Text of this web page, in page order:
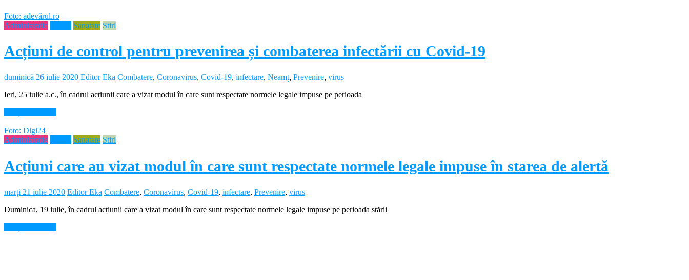
Foto: adevărul.ro
Administratie
Sanatate Stiri
Acțiuni de control pentru prevenirea și combaterea infectării cu Covid-19
duminică 26 iulie 2020 Editor Eka Combatere, Coronavirus, Covid-19, infectare, Neamț, Prevenire, virus
Ieri, 25 iulie a.c., în cadrul acțiunii care a vizat modul în care sunt respectate normele legale impuse pe perioada
Foto: Digi24
Administratie
Sanatate Stiri
Acțiuni care au vizat modul în care sunt respectate normele legale impuse în starea de alertă
marți 21 iulie 2020 Editor Eka Combatere, Coronavirus, Covid-19, infectare, Prevenire, virus
Duminica, 19 iulie, în cadrul acțiunii care a vizat modul în care sunt respectate normele legale impuse pe perioada stării